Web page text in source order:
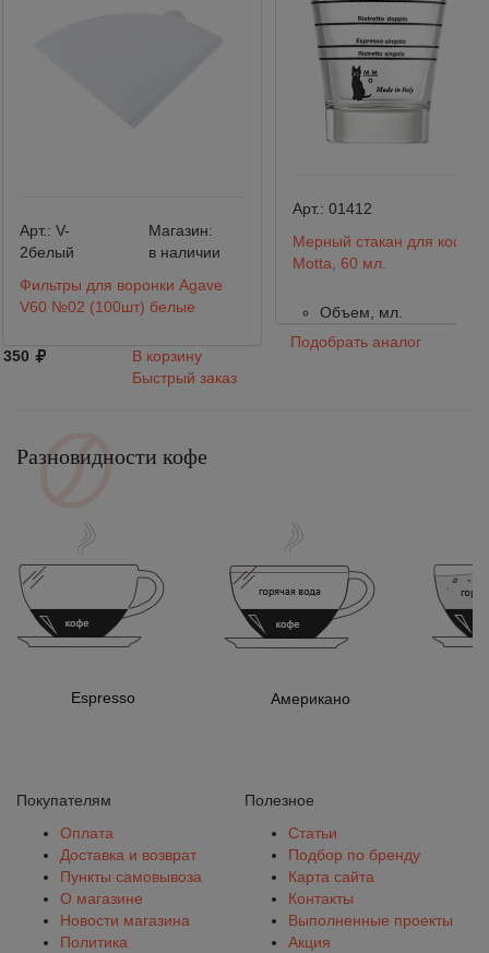
Арт.: V-
2белый
Магазин:
в наличии
Фильтры для воронки Agave
V60 №02 (100шт) белые
350
В корзину
Быстрый заказ
Арт.: 01412
Мерный стакан для кофе,
Motta, 60 мл.
Объем, мл.
Подобрать аналог
Разновидности кофе
Espresso Американо
Покупателям
Оплата
Доставка и возврат
Пункты самовывоза
О магазине
Новости магазина
Политика
Полезное
Статьи
Подбор по бренду
Карта сайта
Контакты
Выполненные проекты
Акция